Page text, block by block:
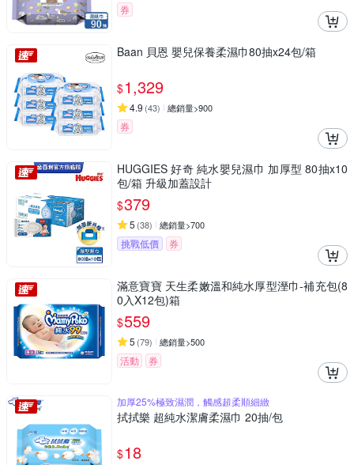
券
Baan 貝恩 嬰兒保養柔濕巾80抽x24包/箱
$1,329
4.9 (43) 總銷量>900
券
HUGGIES 好奇 純水嬰兒濕巾 加厚型 80抽x10
包/箱 升級加蓋設計
$379
5 (38) 總銷量>700
挑戰低價 券
滿意寶寶 天生柔嫩溫和純水厚型溼巾-補充包(8
0入X12包)箱
$559
5 (79) 總銷量>500
活動 券
加厚25%極致濕潤，觸感超柔順細緻
拭拭樂 超純水潔膚柔濕巾 20抽/包
$18